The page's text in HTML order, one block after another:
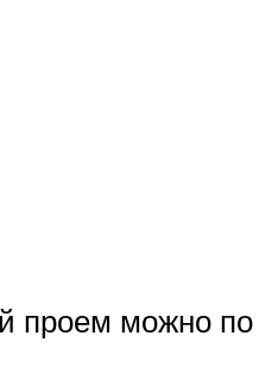
проем можно по